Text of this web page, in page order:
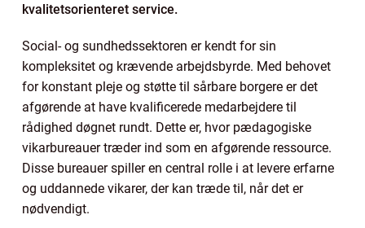
kvalitetsorienteret service.
Social- og sundhedssektoren er kendt for sin
kompleksitet og krævende arbejdsbyrde. Med behovet
for konstant pleje og støtte til sårbare borgere er det
afgørende at have kvalificerede medarbejdere til
rådighed døgnet rundt. Dette er, hvor pædagogiske
vikarbureauer træder ind som en afgørende ressource.
Disse bureauer spiller en central rolle i at levere erfarne
og uddannede vikarer, der kan træde til, når det er
nødvendigt.